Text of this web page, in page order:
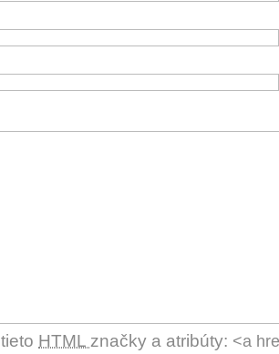
HTML značky a atribúty: <a